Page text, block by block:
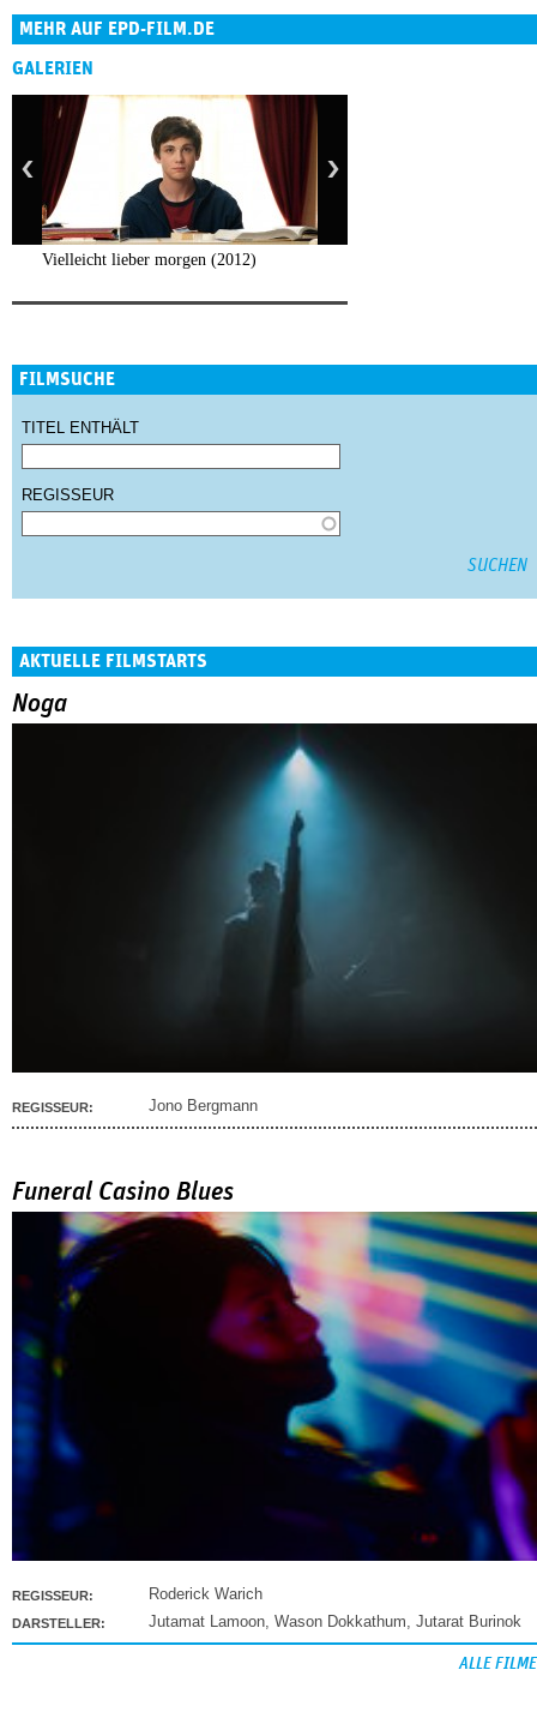
MEHR AUF EPD-FILM.DE
GALERIEN
Vielleicht lieber morgen (2012)
FILMSUCHE
TITEL ENTHÄLT
REGISSEUR
AKTUELLE FILMSTARTS
Noga
REGISSEUR: Jono Bergmann
Funeral Casino Blues
REGISSEUR: Roderick Warich
DARSTELLER: Jutamat Lamoon, Wason Dokkathum, Jutarat Burinok
ALLE FILME